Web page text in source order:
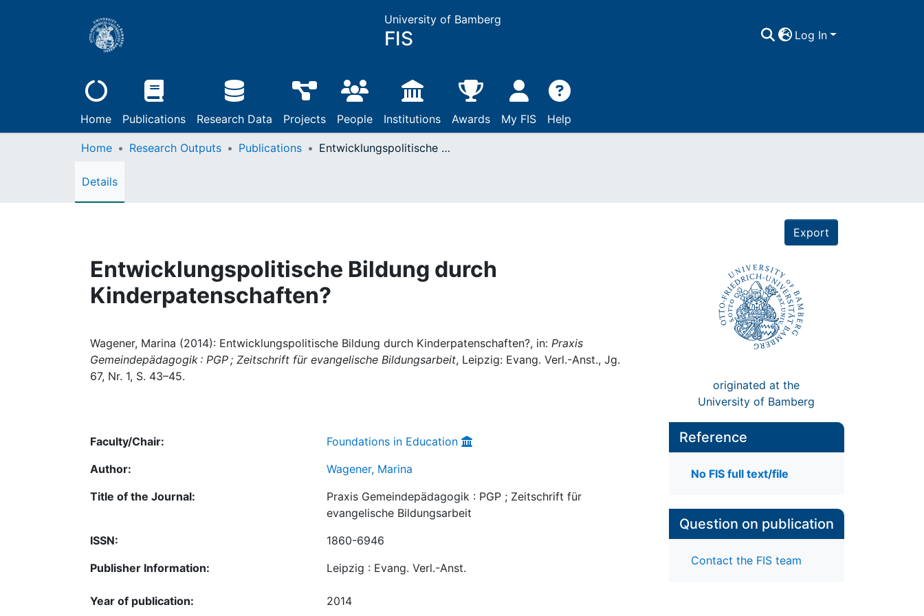
University of Bamberg
FIS Log In
Home Publications Research Data Projects People Institutions Awards My FIS Help
Home Research Outputs Publications Entwicklungspolitische Bildung durch Kinderpatenschaften?
Details
Export
Entwicklungspolitische Bildung durch
Kinderpatenschaften?
Wagener, Marina (2014): Entwicklungspolitische Bildung durch Kinderpatenschaften?, in: Praxis
Gemeindepädagogik : PGP ; Zeitschrift für evangelische Bildungsarbeit, Leipzig: Evang. Verl.-Anst., Jg.
67, Nr. 1, S. 43–45.
originated at the
University of Bamberg
Faculty/Chair:
Foundations in Education
Author:
Wagener, Marina
Title of the Journal:
Praxis Gemeindepädagogik : PGP ; Zeitschrift für
evangelische Bildungsarbeit
ISSN:
1860-6946
Publisher Information:
Leipzig : Evang. Verl.-Anst.
Year of publication:
2014
Reference
No FIS full text/file
Question on publication
Contact the FIS team